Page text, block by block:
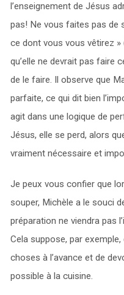
l’enseignement de Jésus
pas! Ne vous faites pas de
ce dont vous vous vêtirez
qu’elle ne devrait pas faire
de le faire. Il observe que
parfaite, ce qui dit bien
agit dans une logique de
Jésus, elle se perd, alors
vraiment nécessaire et
Je peux vous confier que
souper, Michèle a le souci
préparation ne viendra pas
Cela suppose, par
choses à l’avance et de
possible à la cuisine.